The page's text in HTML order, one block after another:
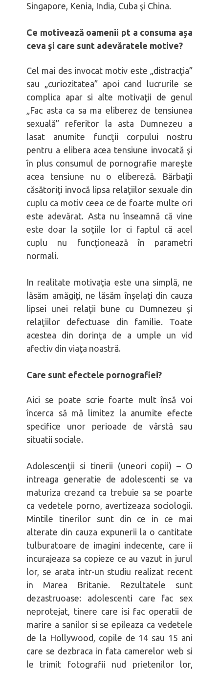
Singapore, Kenia, India, Cuba şi China.
Ce motivează oamenii pt a consuma aşa
ceva şi care sunt adevăratele motive?
Cel mai des invocat motiv este „distracţia”
sau „curiozitatea” apoi cand lucrurile se
complica apar si alte motivaţii de genul
„Fac asta ca sa ma eliberez de tensiunea
sexuală” referitor la asta Dumnezeu a
lasat anumite funcţii corpului nostru
pentru a elibera acea tensiune invocată şi
în plus consumul de pornografie mareşte
acea tensiune nu o elibereză. Bărbaţii
căsătoriţi invocă lipsa relaţiilor sexuale din
cuplu ca motiv ceea ce de foarte multe ori
este adevărat. Asta nu înseamnă că vine
este doar la soţiile lor ci faptul că acel
cuplu nu funcţionează în parametri
normali.
In realitate motivaţia este una simplă, ne
lăsăm amăgiţi, ne lăsăm înşelaţi din cauza
lipsei unei relaţii bune cu Dumnezeu şi
relaţiilor defectuase din familie. Toate
acestea din dorinţa de a umple un vid
afectiv din viaţa noastră.
Care sunt efectele pornografiei?
Aici se poate scrie foarte mult însă voi
încerca să mă limitez la anumite efecte
specifice unor perioade de vârstă sau
situatii sociale.
Adolescenţii si tinerii (uneori copii) – O
intreaga generatie de adolescenti se va
maturiza crezand ca trebuie sa se poarte
ca vedetele porno, avertizeaza sociologii.
Mintile tinerilor sunt din ce in ce mai
alterate din cauza expunerii la o cantitate
tulburatoare de imagini indecente, care ii
incurajeaza sa copieze ce au vazut in jurul
lor, se arata intr-un studiu realizat recent
in Marea Britanie. Rezultatele sunt
dezastruoase: adolescenti care fac sex
neprotejat, tinere care isi fac operatii de
marire a sanilor si se epileaza ca vedetele
de la Hollywood, copile de 14 sau 15 ani
care se dezbraca in fata camerelor web si
le trimit fotografii nud prietenilor lor,